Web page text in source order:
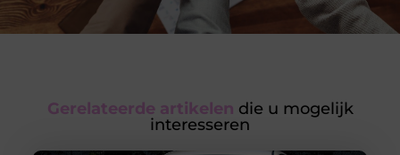
Gerelateerde artikelen die u mogelijk
interesseren